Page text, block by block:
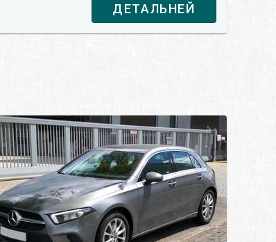
ДЕТАЛЬНЕЙ